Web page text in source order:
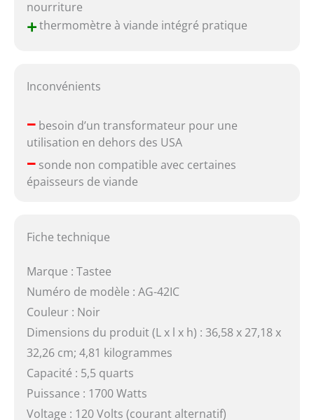
nourriture
+thermomètre à viande intégré pratique
Inconvénients
–besoin d’un transformateur pour une
utilisation en dehors des USA
–sonde non compatible avec certaines
épaisseurs de viande
Fiche technique
Marque : Tastee
Numéro de modèle : AG-42IC
Couleur : Noir
Dimensions du produit (L x l x h) : 36,58 x 27,18 x
32,26 cm; 4,81 kilogrammes
Capacité : 5,5 quarts
Puissance : 1700 Watts
Voltage : 120 Volts (courant alternatif)